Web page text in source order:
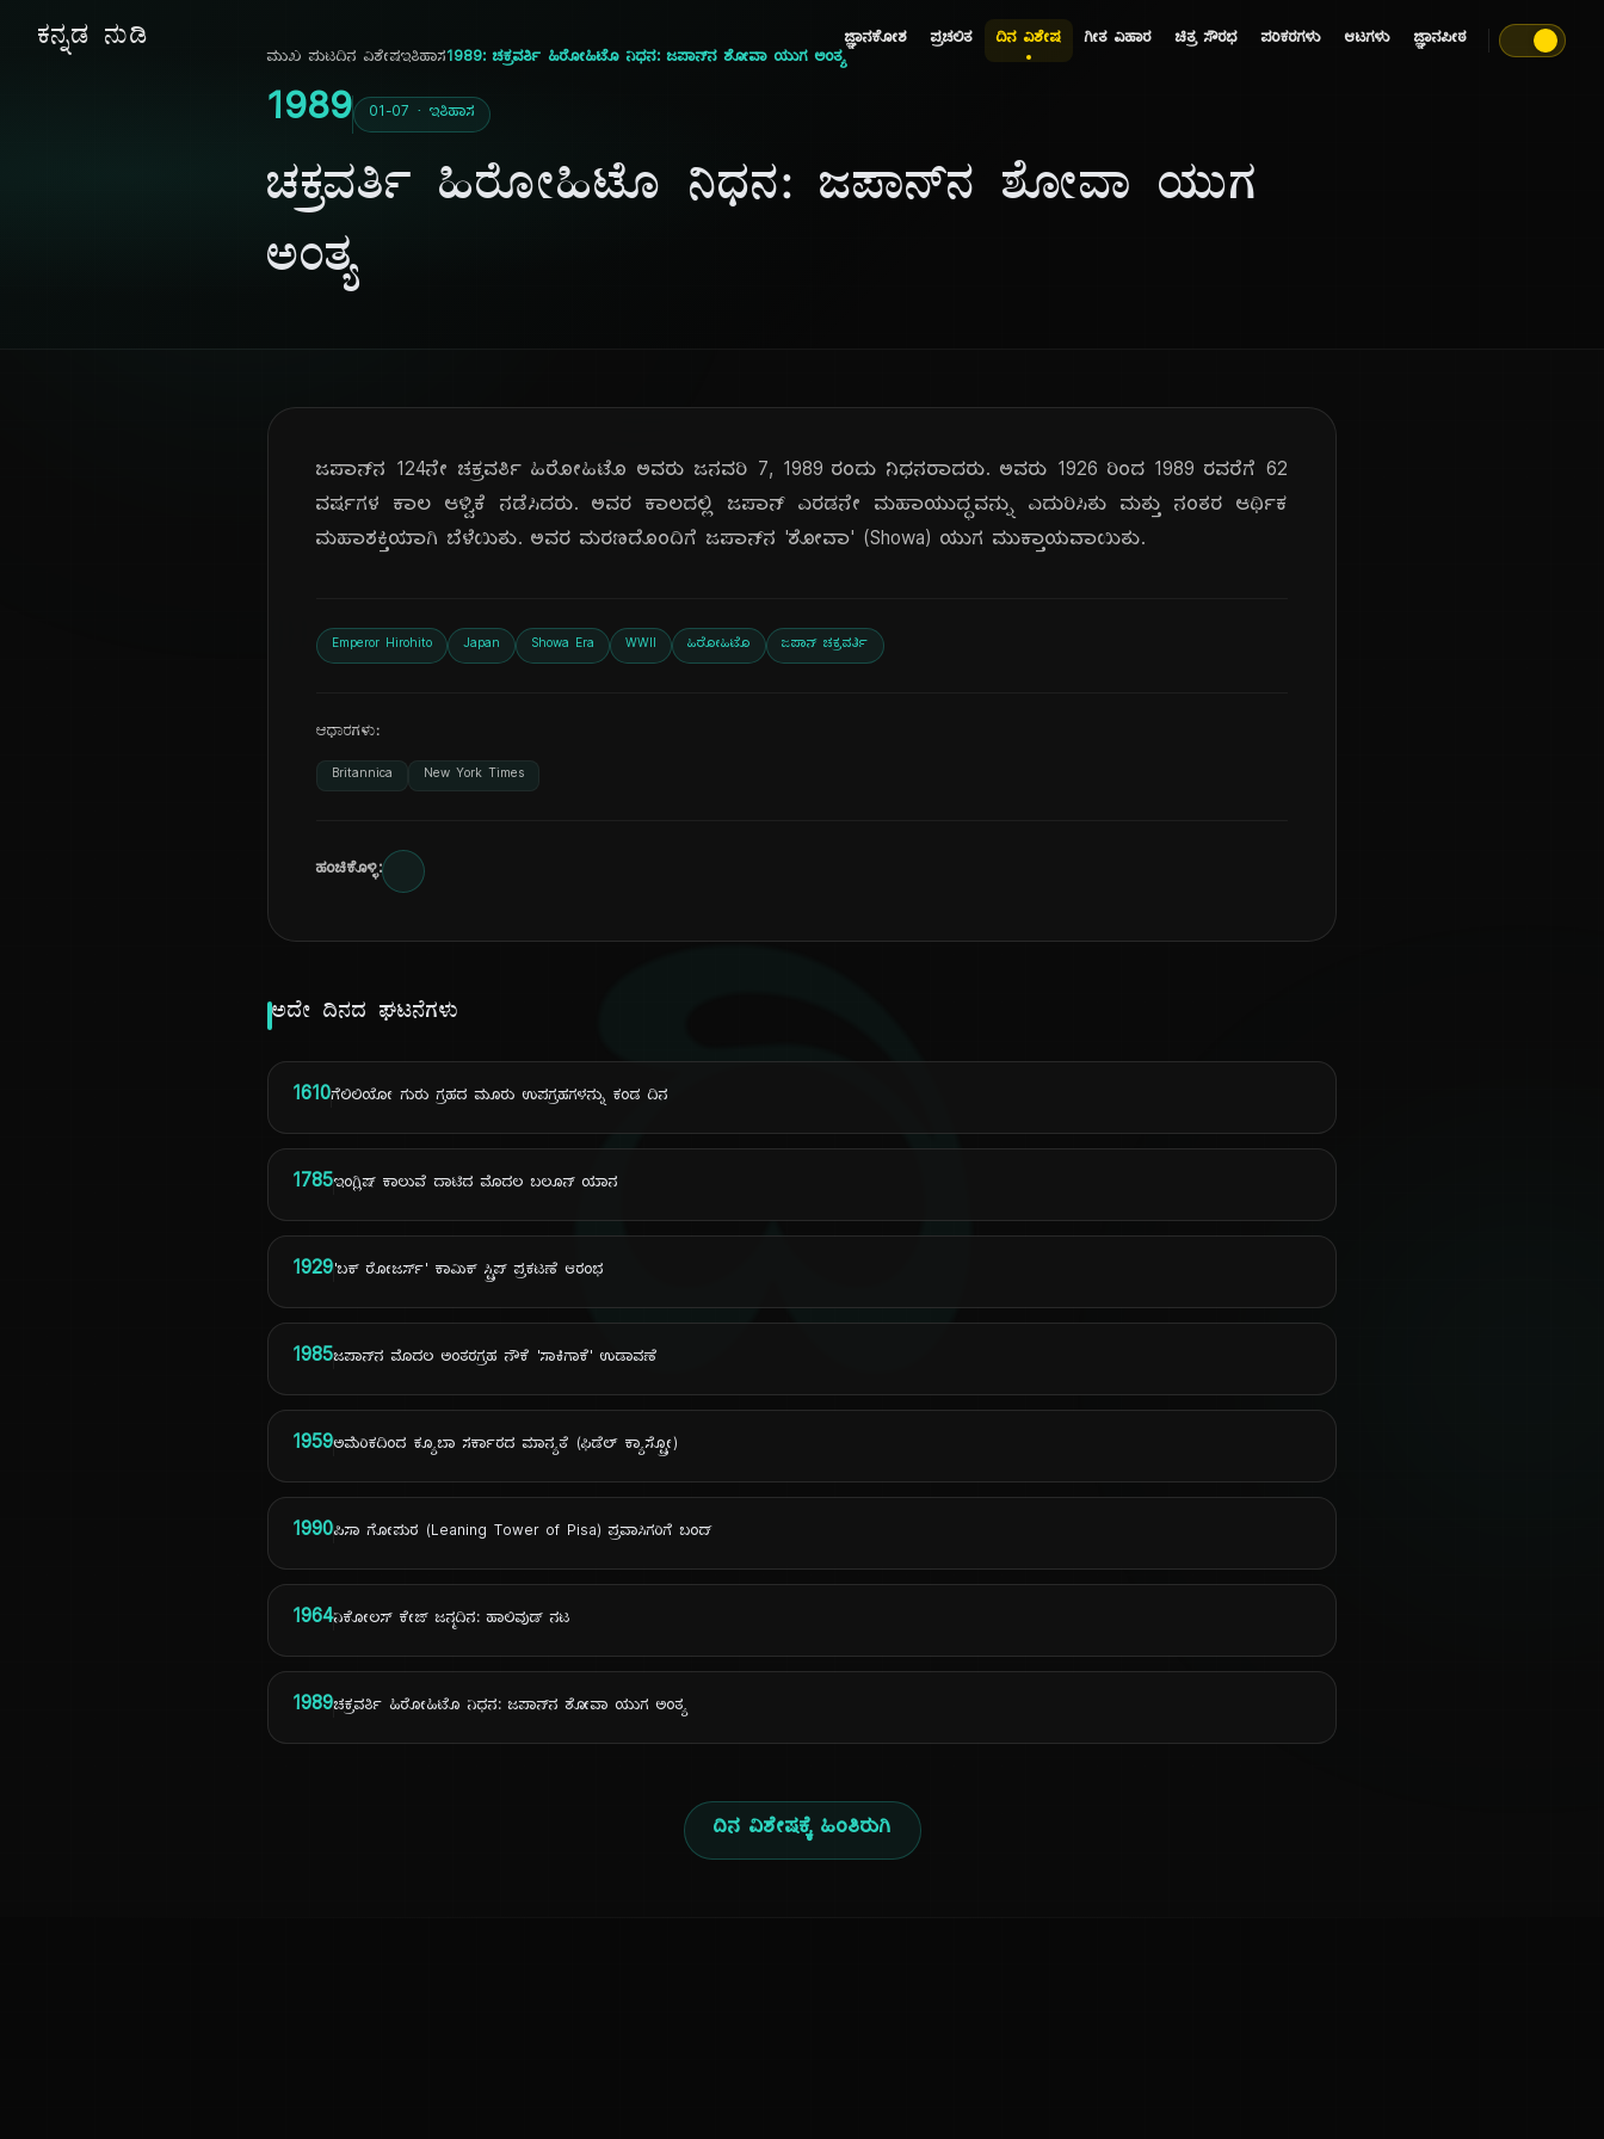
ಕನ್ನಡ ನುಡಿ ಜ್ಞಾನಕೋಶ ಪ್ರಚಲಿತ ದಿನ ವಿಶೇಷ ಗೀತ ವಿಹಾರ ಚಿತ್ರ ಸೌರಭ ಪರಿಕರಗಳು ಆಟಗಳು ಜ್ಞಾನಪೀಠ
ದಿ
ಮುಖ ಪುಟದಿನ ವಿಶೇಷಇತಿಹಾಸ1989: ಚಕ್ರವರ್ತಿ ಹಿರೋಹಿಟೊ ನಿಧನ: ಜಪಾನ್‌ನ ಶೋವಾ ಯುಗ ಅಂತ್ಯ
1989 01-07 · ಇತಿಹಾಸ
ಚಕ್ರವರ್ತಿ ಹಿರೋಹಿಟೊ ನಿಧನ: ಜಪಾನ್‌ನ ಶೋವಾ ಯುಗ
ಅಂತ್ಯ
ಜಪಾನ್‌ನ 124ನೇ ಚಕ್ರವರ್ತಿ ಹಿರೋಹಿಟೊ ಅವರು ಜನವರಿ 7, 1989 ರಂದು ನಿಧನರಾದರು. ಅವರು 1926 ರಿಂದ 1989 ರವರೆಗೆ 62
ವರ್ಷಗಳ ಕಾಲ ಆಳ್ವಿಕೆ ನಡೆಸಿದರು. ಅವರ ಕಾಲದಲ್ಲಿ ಜಪಾನ್ ಎರಡನೇ ಮಹಾಯುದ್ಧವನ್ನು ಎದುರಿಸಿತು ಮತ್ತು ನಂತರ ಆರ್ಥಿಕ
ಮಹಾಶಕ್ತಿಯಾಗಿ ಬೆಳೆಯಿತು. ಅವರ ಮರಣದೊಂದಿಗೆ ಜಪಾನ್‌ನ 'ಶೋವಾ' (Showa) ಯುಗ ಮುಕ್ತಾಯವಾಯಿತು.
Emperor Hirohito Japan Showa Era WWII ಹಿರೋಹಿಟೊ ಜಪಾನ್ ಚಕ್ರವರ್ತಿ
ಆಧಾರಗಳು:
Britannica New York Times
ಹಂಚಿಕೊಳ್ಳಿ:
ಅದೇ ದಿನದ ಘಟನೆಗಳು
1610ಗೆಲಿಲಿಯೋ ಗುರು ಗ್ರಹದ ಮೂರು ಉಪಗ್ರಹಗಳನ್ನು ಕಂಡ ದಿನ
1785ಇಂಗ್ಲಿಷ್ ಕಾಲುವೆ ದಾಟಿದ ಮೊದಲ ಬಲೂನ್ ಯಾನ
1929'ಬಕ್ ರೋಜರ್ಸ್' ಕಾಮಿಕ್ ಸ್ಟ್ರಿಪ್ ಪ್ರಕಟಣೆ ಆರಂಭ
1985ಜಪಾನ್‌ನ ಮೊದಲ ಅಂತರಗ್ರಹ ನೌಕೆ 'ಸಾಕಿಗಾಕೆ' ಉಡಾವಣೆ
1959ಅಮೆರಿಕದಿಂದ ಕ್ಯೂಬಾ ಸರ್ಕಾರದ ಮಾನ್ಯತೆ (ಫಿಡೆಲ್ ಕ್ಯಾಸ್ಟ್ರೋ)
1990ಪಿಸಾ ಗೋಪುರ (Leaning Tower of Pisa) ಪ್ರವಾಸಿಗರಿಗೆ ಬಂದ್
1964ನಿಕೋಲಸ್ ಕೇಜ್ ಜನ್ಮದಿನ: ಹಾಲಿವುಡ್ ನಟ
1989ಚಕ್ರವರ್ತಿ ಹಿರೋಹಿಟೊ ನಿಧನ: ಜಪಾನ್‌ನ ಶೋವಾ ಯುಗ ಅಂತ್ಯ
ದಿನ ವಿಶೇಷಕ್ಕೆ ಹಿಂತಿರುಗಿ